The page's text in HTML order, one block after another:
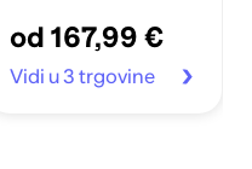
od 167,99 €
Vidi u 3 trgovine